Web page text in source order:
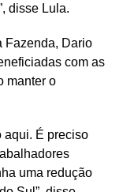
disse Lula.
Fazenda, Dario
com as
manter o
aqui. É preciso
uma redução